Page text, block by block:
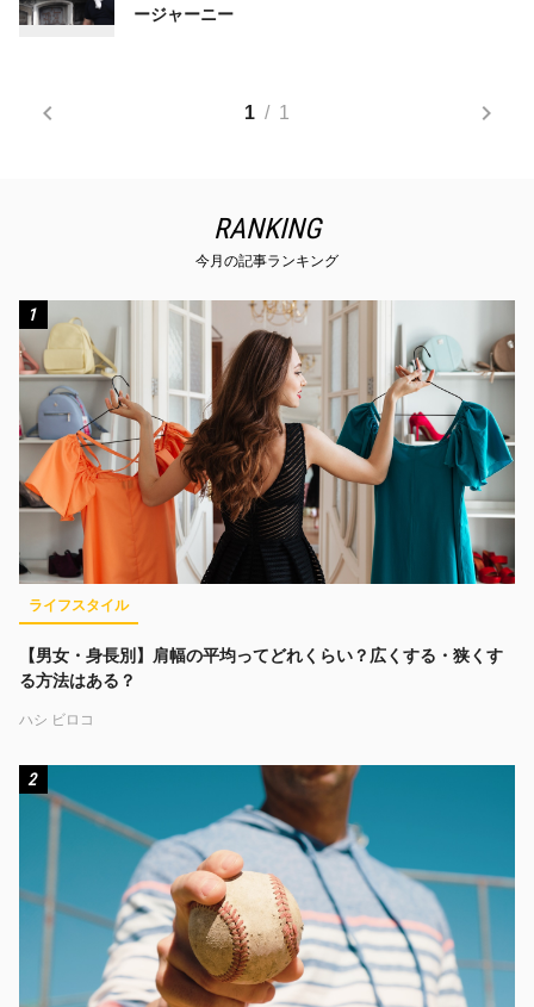
ージャーニー
1 / 1
RANKING
今月の記事ランキング
1
ライフスタイル
【男女・身長別】肩幅の平均ってどれくらい？広くする・狭くす
る方法はある？
ハシ ビロコ
2